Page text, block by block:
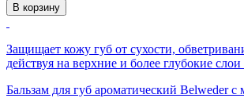
В корзину
Защищает кожу губ от сухости,
действуя на верхние и более глубокие
Бальзам для губ ароматический Belweder